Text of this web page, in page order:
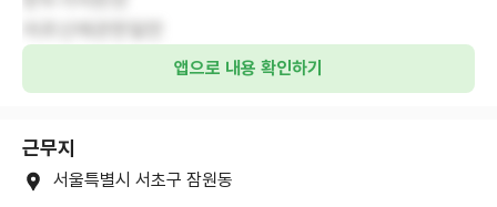
앱으로 내용 확인하기
근무지
서울특별시 서초구 잠원동